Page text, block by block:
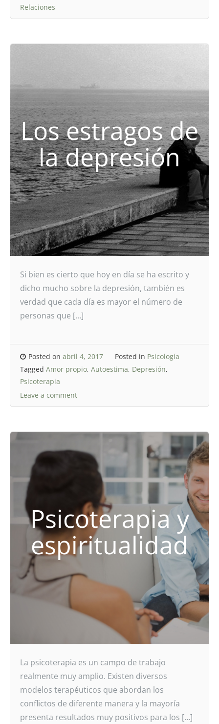
Relaciones
Los estragos de
la depresión
Si bien es cierto que hoy en día se ha escrito y
dicho mucho sobre la depresión, también es
verdad que cada día es mayor el número de
personas que […]
Posted on abril 4, 2017 Posted in Psicología
Tagged Amor propio, Autoestima, Depresión,
Psicoterapia
Leave a comment
Psicoterapia y
espiritualidad
La psicoterapia es un campo de trabajo
realmente muy amplio. Existen diversos
modelos terapéuticos que abordan los
conflictos de diferente manera y la mayoría
presenta resultados muy positivos para los […]